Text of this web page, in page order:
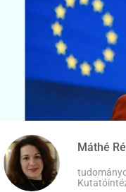
Máthé